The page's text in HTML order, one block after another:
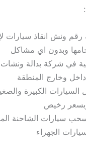
ونش انقاذ سيارات
وبدون اي مشاكل
في شركة بدالة
وخارج المنطقة
الكبيرة
رخيص
سيارات الشاحنة
الجهراء